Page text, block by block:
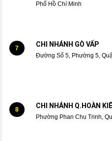
Phố Hồ Chí Minh
7 CHI NHÁNH GÒ VẤP
Đường Số 5, Phường 5,
8 CHI NHÁNH Q.HOÀN
Phường Phan Chu Trinh,